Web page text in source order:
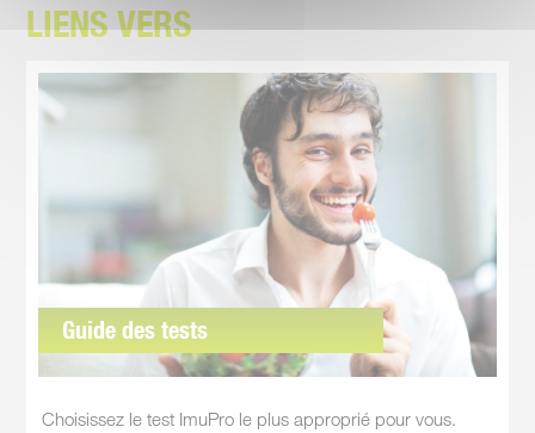
LIENS VERS
Guide des tests
Choisissez le test ImuPro le plus approprié pour vous.